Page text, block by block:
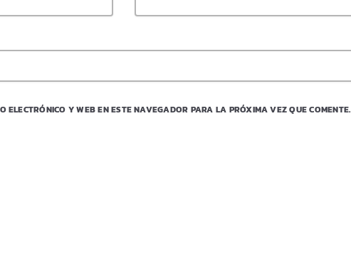
ELECTRÓNICO Y WEB EN ESTE NAVEGADOR PARA LA PRÓXIMA VEZ QUE COMENTE.